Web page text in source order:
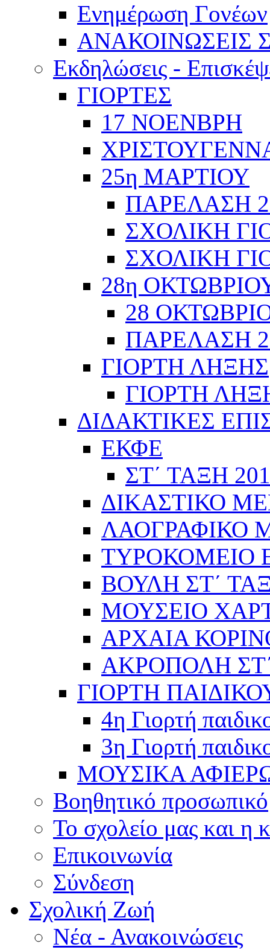
Ενημέρωση Γονέων
ΑΝΑΚΟΙΝΩΣΕΙΣ
Εκδηλώσεις -
ΓΙΟΡΤΕΣ
17 ΝΟΕΝΒΡΗ
25η ΜΑΡΤΙΟΥ
ΠΑΡΕΛΑΣΗ
ΣΧΟΛΙΚΗ
ΣΧΟΛΙΚΗ
28η
28
ΠΑΡΕΛΑΣΗ
ΓΙΟΡΤΗ ΛΗΞΗΣ
ΓΙΟΡΤΗ
ΔΙΔΑΚΤΙΚΕΣ
ΕΚΦΕ
ΣΤ΄ ΤΑΞΗ
ΔΙΚΑΣΤΙΚΟ
ΛΑΟΓΡΑΦΙΚΟ
ΤΥΡΟΚΟΜΕΙΟ
ΒΟΥΛΗ ΣΤ΄
ΜΟΥΣΕΙΟ
ΑΡΧΑΙΑ
ΑΚΡΟΠΟΛΗ
ΓΙΟΡΤΗ
4η Γιορτή
3η Γιορτή
ΜΟΥΣΙΚΑ
Βοηθητικό προσωπικό
Το σχολείο μας και η
Επικοινωνία
Σύνδεση
Σχολική Ζωή
Νέα - Ανακοινώσεις